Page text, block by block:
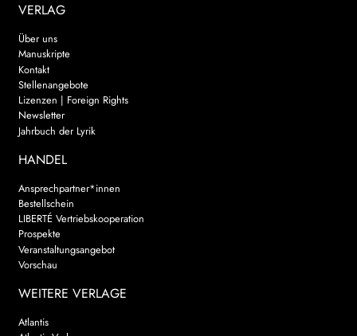
VERLAG
Über uns
Manuskripte
Kontakt
Stellenangebote
Lizenzen | Foreign Rights
Newsletter
Jahrbuch der Lyrik
HANDEL
Ansprechpartner*innen
Bestellschein
LIBERTÉ Vertriebskooperation
Prospekte
Veranstaltungsangebot
Vorschau
WEITERE VERLAGE
Atlantis